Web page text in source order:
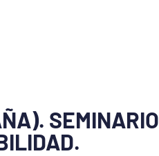
SEMINARIO